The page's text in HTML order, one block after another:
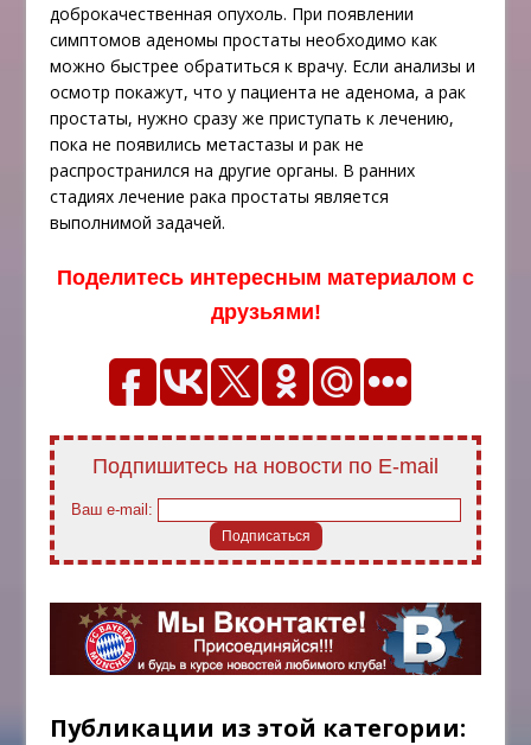
доброкачественная опухоль. При появлении
симптомов аденомы простаты необходимо как
можно быстрее обратиться к врачу. Если анализы и
осмотр покажут, что у пациента не аденома, а рак
простаты, нужно сразу же приступать к лечению,
пока не появились метастазы и рак не
распространился на другие органы. В ранних
стадиях лечение рака простаты является
выполнимой задачей.
Поделитесь интересным материалом с
друзьями!
Подпишитесь на новости по E-mail
Ваш e-mail:
Публикации из этой категории: